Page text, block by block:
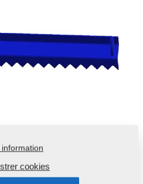
information
cookies